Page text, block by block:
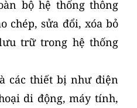
bộ hệ thống thông
chép, sửa đổi, xóa bỏ
trữ trong hệ thống
các thiết bị như điện
di động, máy tính,